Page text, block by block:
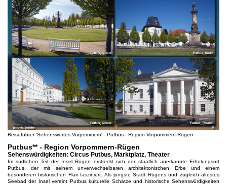
Reiseführer 'Sehenswertes Vorpommern' - Putbus - Region Vorpommern-Rügen
Putbus** - Region Vorpommern-Rügen
Sehenswürdigkeiten: Circus Putbus, Marktplatz, Theater
Im südlichen Teil der Insel Rügen erstreckt sich der staatlich anerkannte Erholungsort
Putbus, der mit seinem unverwechselbaren architektonischen Erbe und einem
besonderen historischen Flair fasziniert. Als jüngste Stadt Rügens und zugleich ältestes
Seebad der Insel vereint Putbus kulturelle Schätze und historische Sehenswürdigkeiten